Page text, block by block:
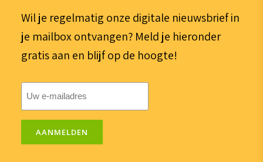
Wil je regelmatig onze digitale nieuwsbrief in
je mailbox ontvangen? Meld je hieronder
gratis aan en blijf op de hoogte!
mailadres
AANMELDEN